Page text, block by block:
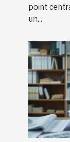
point
un...